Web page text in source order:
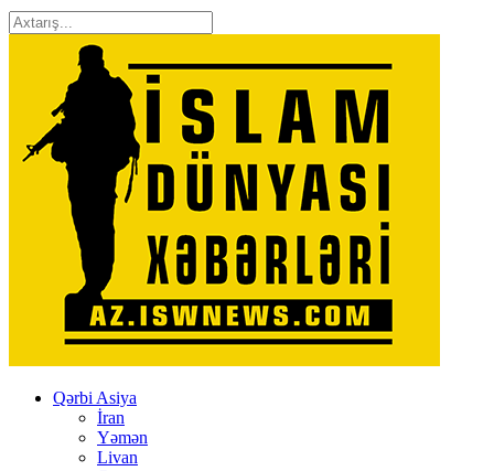
Qərbi Asiya
İran
Yəmən
Livan